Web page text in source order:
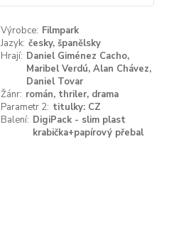
Výrobce: Filmpark
Jazyk: česky, španělsky
Hrají: Daniel Giménez Cacho,
Maribel Verdú, Alan Chávez,
Daniel Tovar
Žánr: román, thriler, drama
Parametr 2: titulky: CZ
Balení: DigiPack - slim plast
krabička+papírový přebal